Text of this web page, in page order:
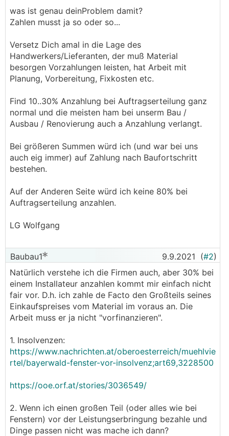
was ist genau deinProblem damit?
Zahlen musst ja so oder so...
Versetz Dich amal in die Lage des
Handwerkers/Lieferanten, der muß Material
besorgen Vorzahlungen leisten, hat Arbeit mit
Planung, Vorbereitung, Fixkosten etc.
Find 10..30% Anzahlung bei Auftragserteilung ganz
normal und die meisten ham bei unserm Bau /
Ausbau / Renovierung auch a Anzahlung verlangt.
Bei größeren Summen würd ich (und war bei uns
auch eig immer) auf Zahlung nach Baufortschritt
bestehen.
Auf der Anderen Seite würd ich keine 80% bei
Auftragserteilung anzahlen.
LG Wolfgang
Baubau1 9.9.2021 (#2)
Natürlich verstehe ich die Firmen auch, aber 30% bei
einem Installateur anzahlen kommt mir einfach nicht
fair vor. D.h. ich zahle de Facto den Großteils seines
Einkaufspreises vom Material im voraus an. Die
Arbeit muss er ja nicht "vorfinanzieren".
1. Insolvenzen:
https://www.nachrichten.at/oberoesterreich/muehlvie
rtel/bayerwald-fenster-vor-insolvenz;art69,3228500
https://ooe.orf.at/stories/3036549/
2. Wenn ich einen großen Teil (oder alles wie bei
Fenstern) vor der Leistungserbringung bezahle und
Dinge passen nicht was mache ich dann?